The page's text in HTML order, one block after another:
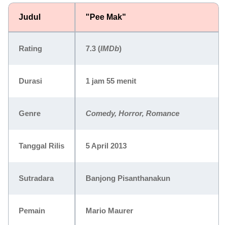
Judul "Pee Mak"
Rating 7.3 (IMDb)
Durasi 1 jam 55 menit
Genre Comedy, Horror, Romance
Tanggal Rilis 5 April 2013
Sutradara Banjong Pisanthanakun
Pemain Mario Maurer